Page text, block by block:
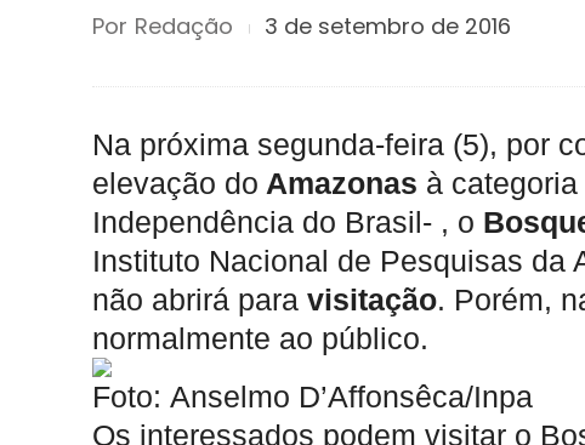
Por Redação 3 de setembro de 2016
Na próxima segunda-feira (5), por
elevação do Amazonas à
Independência do Brasil- , o
Instituto Nacional de Pesquisas da
não abrirá para visitação. Porém,
normalmente ao público.
Foto: Anselmo D’Affonsêca/Inpa
Os interessados podem visitar o